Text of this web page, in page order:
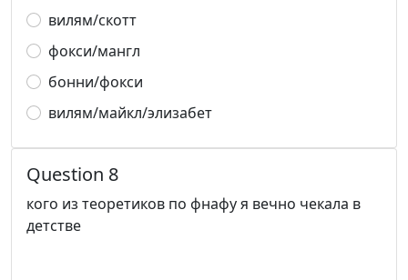
вилям/скотт
фокси/мангл
бонни/фокси
вилям/майкл/элизабет
Question 8
кого из теоретиков по фнафу я вечно чекала в
детстве